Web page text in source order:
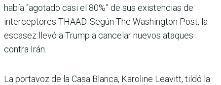
había “agotado casi el 80%” de sus existencias de
interceptores THAAD. Según The Washington Post, la
escasez llevó a Trump a cancelar nuevos ataques
contra Irán.
La portavoz de la Casa Blanca, Karoline Leavitt, tildó la